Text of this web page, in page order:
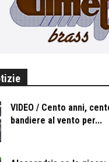
VIDEO / Cento anni,
bandiere al vento per...